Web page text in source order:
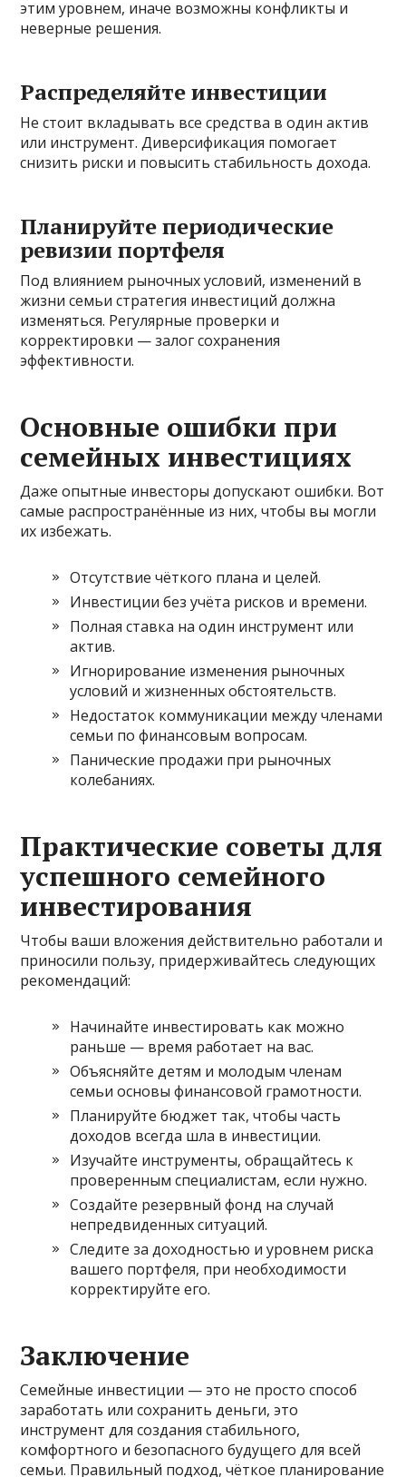
этим уровнем, иначе возможны конфликты и
неверные решения.
Распределяйте инвестиции
Не стоит вкладывать все средства в один актив
или инструмент. Диверсификация помогает
снизить риски и повысить стабильность дохода.
Планируйте периодические
ревизии портфеля
Под влиянием рыночных условий, изменений в
жизни семьи стратегия инвестиций должна
изменяться. Регулярные проверки и
корректировки — залог сохранения
эффективности.
Основные ошибки при
семейных инвестициях
Даже опытные инвесторы допускают ошибки. Вот
самые распространённые из них, чтобы вы могли
их избежать.
Отсутствие чёткого плана и целей.
Инвестиции без учёта рисков и времени.
Полная ставка на один инструмент или
актив.
Игнорирование изменения рыночных
условий и жизненных обстоятельств.
Недостаток коммуникации между членами
семьи по финансовым вопросам.
Панические продажи при рыночных
колебаниях.
Практические советы для
успешного семейного
инвестирования
Чтобы ваши вложения действительно работали и
приносили пользу, придерживайтесь следующих
рекомендаций:
Начинайте инвестировать как можно
раньше — время работает на вас.
Объясняйте детям и молодым членам
семьи основы финансовой грамотности.
Планируйте бюджет так, чтобы часть
доходов всегда шла в инвестиции.
Изучайте инструменты, обращайтесь к
проверенным специалистам, если нужно.
Создайте резервный фонд на случай
непредвиденных ситуаций.
Следите за доходностью и уровнем риска
вашего портфеля, при необходимости
корректируйте его.
Заключение
Семейные инвестиции — это не просто способ
заработать или сохранить деньги, это
инструмент для создания стабильного,
комфортного и безопасного будущего для всей
семьи. Правильный подход, чёткое планирование